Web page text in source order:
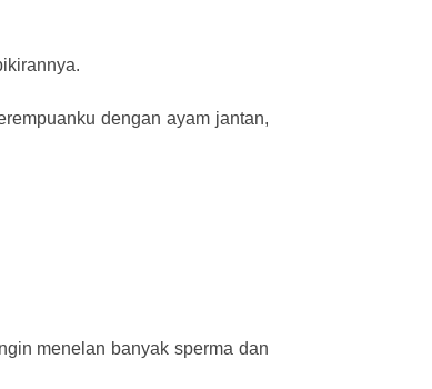
dengan ayam jantan,
menelan banyak sperma dan